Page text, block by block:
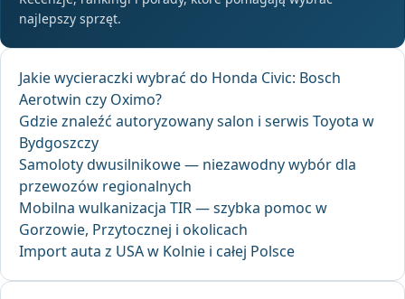
najlepszy sprzęt.
Jakie wycieraczki wybrać do Honda Civic: Bosch
Aerotwin czy Oximo?
Gdzie znaleźć autoryzowany salon i serwis Toyota w
Bydgoszczy
Samoloty dwusilnikowe — niezawodny wybór dla
przewozów regionalnych
Mobilna wulkanizacja TIR — szybka pomoc w
Gorzowie, Przytocznej i okolicach
Import auta z USA w Kolnie i całej Polsce